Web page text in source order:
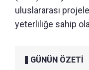
uluslararası
yeterliliğe sahip
GÜNÜN ÖZETİ